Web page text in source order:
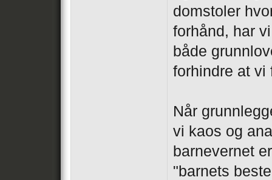
domstoler
forhånd, har
både
forhindre at vi
Når
vi kaos og
barnevernet
"barnets